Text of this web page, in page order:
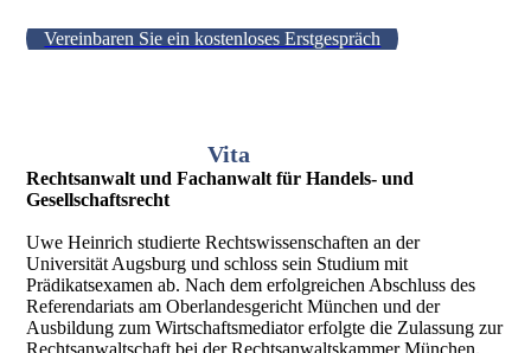
Vereinbaren Sie ein kostenloses Erstgespräch
Vita
Rechtsanwalt und Fachanwalt für Handels- und
Gesellschaftsrecht
Uwe Heinrich studierte Rechtswissenschaften an der
Universität Augsburg und schloss sein Studium mit
Prädikatsexamen ab. Nach dem erfolgreichen Abschluss des
Referendariats am Oberlandesgericht München und der
Ausbildung zum Wirtschaftsmediator erfolgte die Zulassung zur
Rechtsanwaltschaft bei der Rechtsanwaltskammer München.